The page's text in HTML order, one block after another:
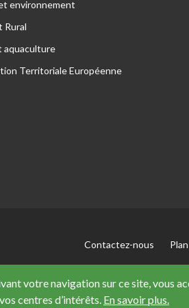
votre navigation sur ce site, vous
centres d’intérêts. En savoir plus.
environnement
Rural
aquaculture
Territoriale Européenne
Contactez-nous